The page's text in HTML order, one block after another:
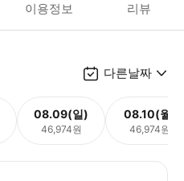
이용정보 리뷰
다른날짜
08.09(일)
46,974원
08.10(월)
46,974원